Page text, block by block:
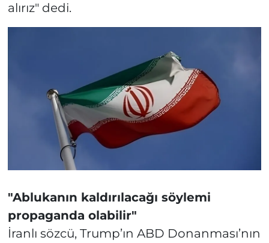
alırız" dedi.
"Ablukanın kaldırılacağı söylemi
propaganda olabilir"
İranlı sözcü, Trump’ın ABD Donanması’nın